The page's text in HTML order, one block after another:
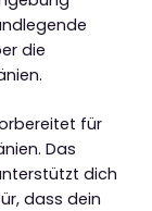
die
für
Das
dich
dass dein